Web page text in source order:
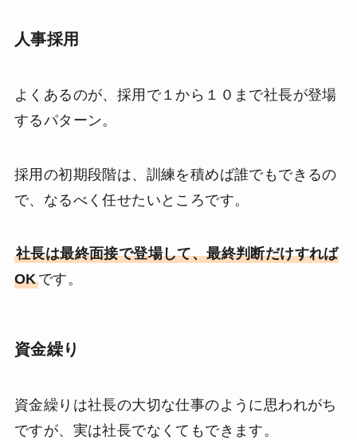
人事採用
よくあるのが、採用で１から１０まで社長が登場
するパターン。
採用の初期段階は、訓練を積めば誰でもできるの
で、なるべく任せたいところです。
社長は最終面接で登場して、最終判断だけすれば
OKです。
資金繰り
資金繰りは社長の大切な仕事のように思われがち
ですが、実は社長でなくてもできます。